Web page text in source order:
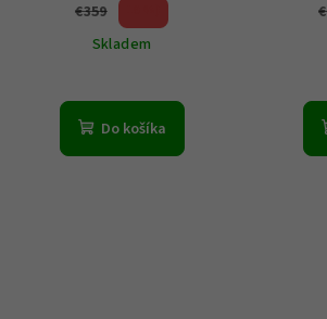
€359
Skladem
Do košíka